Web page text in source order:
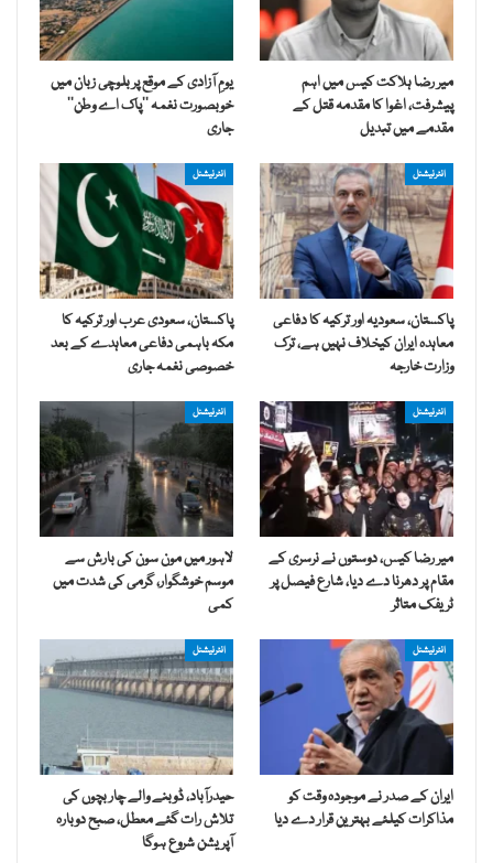
میر رضا ہلاکت کیس میں اہم
پیشرفت، اغوا کا مقدمہ قتل کے
مقدمے میں تبدیل
یومِ آزادی کے موقع پر بلوچی زبان میں
خوبصورت نغمہ ’’پاک اے وطن‘‘
جاری
انٹرنیشنل
پاکستان، سعودیہ اور ترکیہ کا دفاعی
معاہدہ ایران کیخلاف نہیں ہے، ترک
وزارت خارجہ
انٹرنیشنل
پاکستان، سعودی عرب اور ترکیہ کا
مکہ باہمی دفاعی معاہدے کے بعد
خصوصی نغمہ جاری
انٹرنیشنل
میر رضا کیس، دوستوں نے نرسری کے
مقام پر دھرنا دے دیا، شارع فیصل پر
ٹریفک متاثر
انٹرنیشنل
لاہور میں مون سون کی بارش سے
موسم خوشگوار، گرمی کی شدت میں
کمی
انٹرنیشنل
ایران کے صدر نے موجودہ وقت کو
مذاکرات کیلئے بہترین قرار دے دیا
انٹرنیشنل
حیدرآباد، ڈوبنے والے چار بچوں کی
تلاش رات گئے معطل، صبح دوبارہ
آپریشن شروع ہوگا